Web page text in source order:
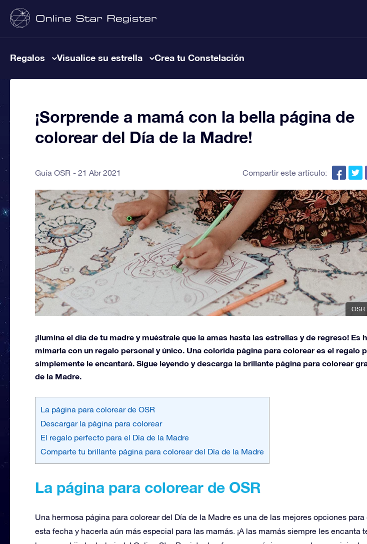
Regalos Visualice su estrella Crea tu Constelación
¡Sorprende a mamá con la bella página de
colorear del Día de la Madre!
Guía OSR 21 Abr 2021 Compartir este artículo:
OSR
¡Ilumina el día de tu madre y muéstrale que la amas hasta las estrellas y de regreso! Es
mimarla con un regalo personal y único. Una colorida página para colorear es el regalo
simplemente le encantará. Sigue leyendo y descarga la brillante página para colorear
de la Madre.
La página para colorear de OSR
Descargar la página para colorear
El regalo perfecto para el Día de la Madre
Comparte tu brillante página para colorear del Día de la Madre
La página para colorear de OSR
Una hermosa página para colorear del Día de la Madre es una de las mejores opciones para
esta fecha y hacerla aún más especial para las mamás. ¡A las mamás siempre les encanta